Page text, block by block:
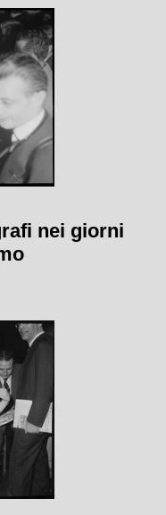
nei giorni